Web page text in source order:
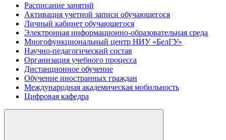
Расписание занятий
Активация учетной записи обучающегося
Личный кабинет обучающегося
Электронная информационно-образовательная среда
Многофункциональный центр НИУ «БелГУ»
Научно-педагогический состав
Организация учебного процесса
Дистанционное обучение
Обучение иностранных граждан
Международная академическая мобильность
Цифровая кафедра